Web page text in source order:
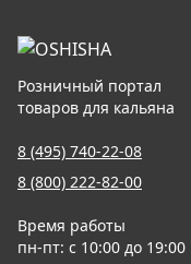
Розничный портал
товаров для кальяна
8 (495) 740-22-08
8 (800) 222-82-00
Время работы
пн-пт: с 10:00 до 19:00